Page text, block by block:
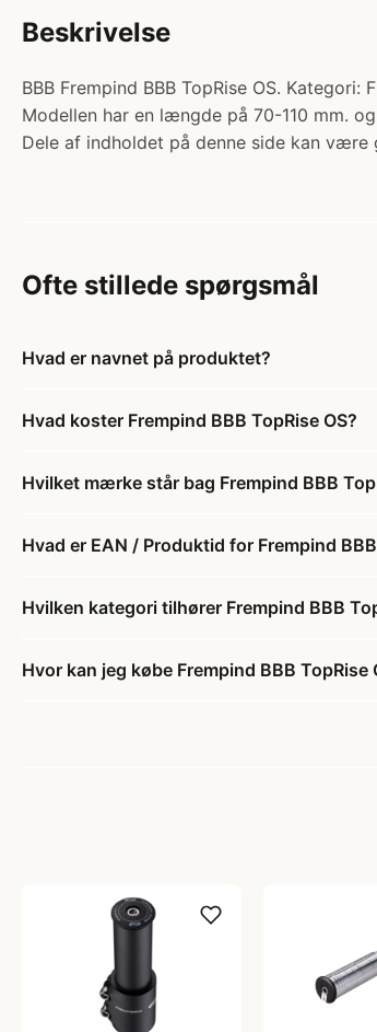
Beskrivelse
BBB Frempind BBB TopRise OS.
Modellen har en længde på 70-110 mm.
Dele af indholdet på denne side kan
Ofte stillede spørgsmål
Hvad er navnet på produktet?
Hvad koster Frempind BBB TopRise OS?
Hvilket mærke står bag Frempind BBB
Hvad er EAN / Produktid for Frempind
Hvilken kategori tilhører Frempind BBB
Hvor kan jeg købe Frempind BBB TopRise